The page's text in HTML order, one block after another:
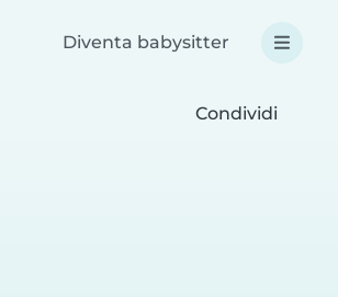
Diventa babysitter
Condividi